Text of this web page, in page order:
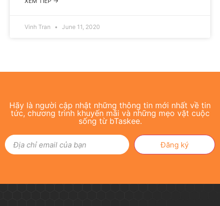
Vinh Tran June 11, 2020
Hãy là người cập nhật những thông tin mới nhất về tin
tức, chương trình khuyến mãi và những mẹo vặt cuộc
sống từ bTaskee.
Đăng ký